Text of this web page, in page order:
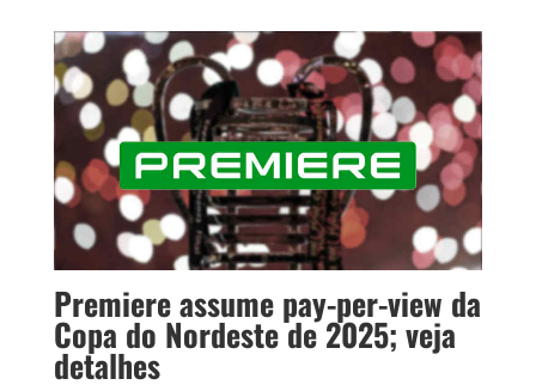
Premiere assume pay-per-view da
Copa do Nordeste de 2025; veja
detalhes